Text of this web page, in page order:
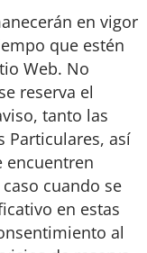
en vigor
que estén
Web. No
reserva el
tanto las
Particulares, así
encuentren
cuando se
en estas
al